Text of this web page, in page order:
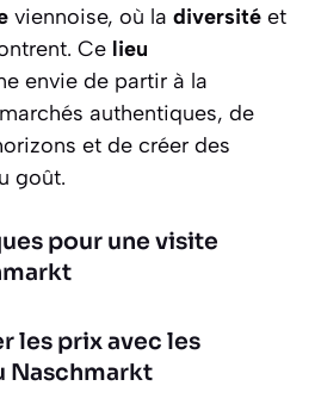
viennoise, où la diversité et
Ce lieu
envie de partir à la
authentiques, de
et de créer des
goût.
pour une visite
les prix avec les
Naschmarkt